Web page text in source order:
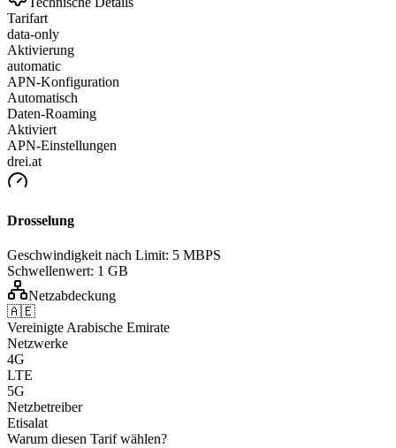
Tarifart
data-only
Aktivierung
automatic
APN-Konfiguration
Automatisch
Daten-Roaming
Aktiviert
APN-Einstellungen
drei.at
Drosselung
Geschwindigkeit nach Limit: 5 MBPS
Schwellenwert: 1 GB
Netzabdeckung
🇦🇪
Vereinigte Arabische Emirate
Netzwerke
4G
LTE
5G
Netzbetreiber
Etisalat
Warum diesen Tarif wählen?